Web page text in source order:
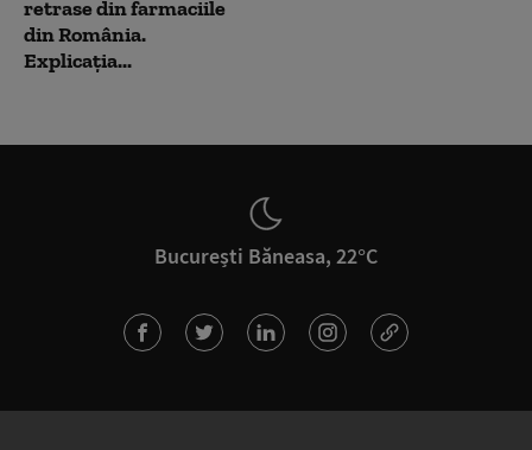
retrase din farmaciile
din România.
Explicația...
București Băneasa, 22°C